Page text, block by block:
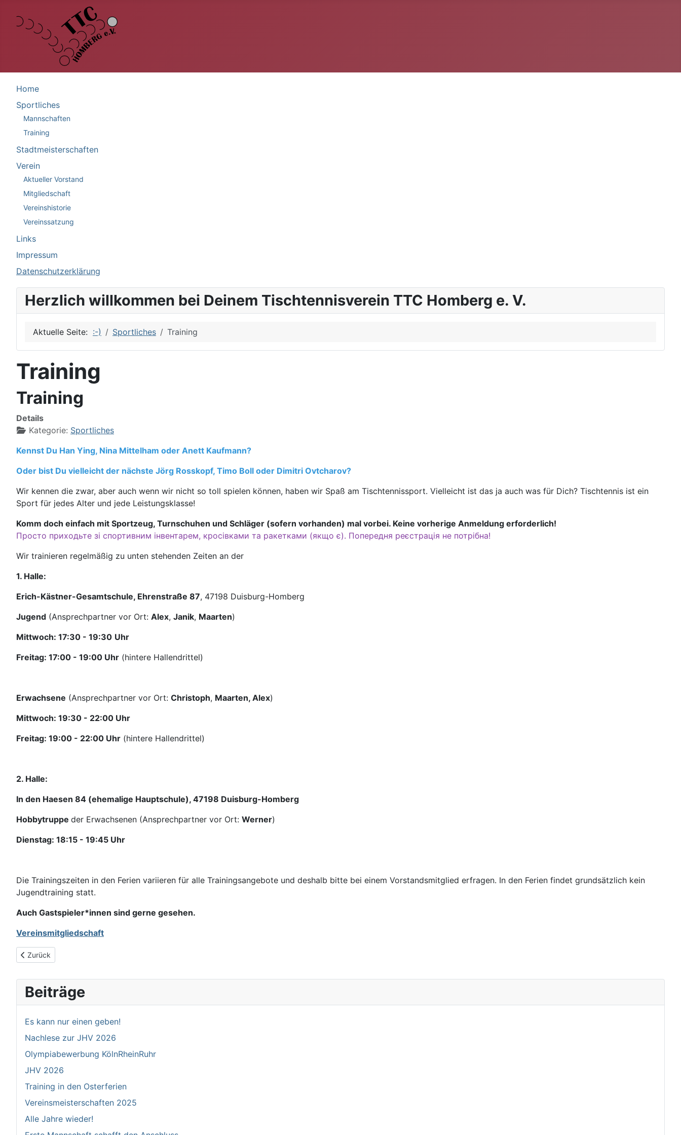
Home
Sportliches
Mannschaften
Training
Stadtmeisterschaften
Verein
Aktueller Vorstand
Mitgliedschaft
Vereinshistorie
Vereinssatzung
Links
Impressum
Datenschutzerklärung
Herzlich willkommen bei Deinem Tischtennisverein TTC Homberg e. V.
Aktuelle Seite: :-) Sportliches Training
Training
Training
Details
Kategorie: Sportliches
Kennst Du Han Ying, Nina Mittelham oder Anett Kaufmann?
Oder bist Du vielleicht der nächste Jörg Rosskopf, Timo Boll oder Dimitri Ovtcharov?
Wir kennen die zwar, aber auch wenn wir nicht so toll spielen können, haben wir Spaß am Tischtennissport. Vielleicht ist das ja auch was für Dich? Tischtennis ist ein
Sport für jedes Alter und jede Leistungsklasse!
Komm doch einfach mit Sportzeug, Turnschuhen und Schläger (sofern vorhanden) mal vorbei. Keine vorherige Anmeldung erforderlich!
Просто приходьте зі спортивним інвентарем, кросівками та ракетками (якщо є). Попередня реєстрація не потрібна!
Wir trainieren regelmäßig zu unten stehenden Zeiten an der
1. Halle:
Erich-Kästner-Gesamtschule, Ehrenstraße 87, 47198 Duisburg-Homberg
Jugend (Ansprechpartner vor Ort: Alex, Janik, Maarten)
Mittwoch: 17:30 - 19:30 Uhr
Freitag: 17:00 - 19:00 Uhr (hintere Hallendrittel)
Erwachsene (Ansprechpartner vor Ort: Christoph, Maarten, Alex)
Mittwoch: 19:30 - 22:00 Uhr
Freitag: 19:00 - 22:00 Uhr (hintere Hallendrittel)
2. Halle:
In den Haesen 84 (ehemalige Hauptschule), 47198 Duisburg-Homberg
Hobbytruppe der Erwachsenen (Ansprechpartner vor Ort: Werner)
Dienstag: 18:15 - 19:45 Uhr
Die Trainingszeiten in den Ferien variieren für alle Trainingsangebote und deshalb bitte bei einem Vorstandsmitglied erfragen. In den Ferien findet grundsätzlich kein
Jugendtraining statt.
Auch Gastspieler*innen sind gerne gesehen.
Vereinsmitgliedschaft
Vorheriger Beitrag: Mannschaften
Zurück
Beiträge
Es kann nur einen geben!
Nachlese zur JHV 2026
Olympiabewerbung KölnRheinRuhr
JHV 2026
Training in den Osterferien
Vereinsmeisterschaften 2025
Alle Jahre wieder!